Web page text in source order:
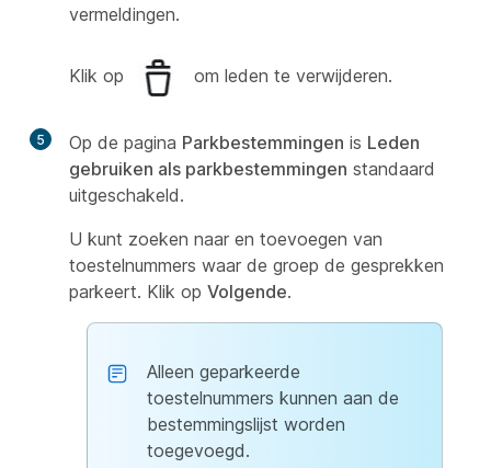
vermeldingen.
Klik op om leden te verwijderen.
5 Op de pagina Parkbestemmingen is Leden
gebruiken als parkbestemmingen standaard
uitgeschakeld.
U kunt zoeken naar en toevoegen van
toestelnummers waar de groep de gesprekken
parkeert. Klik op Volgende.
Alleen geparkeerde
toestelnummers kunnen aan de
bestemmingslijst worden
toegevoegd.